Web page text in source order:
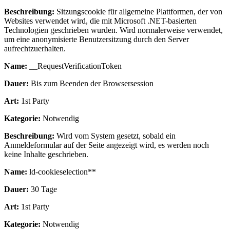
Beschreibung: Sitzungscookie für allgemeine Plattformen, der von
Websites verwendet wird, die mit Microsoft .NET-basierten
Technologien geschrieben wurden. Wird normalerweise verwendet,
um eine anonymisierte Benutzersitzung durch den Server
aufrechtzuerhalten.
Name: __RequestVerificationToken
Dauer: Bis zum Beenden der Browsersession
Art: 1st Party
Kategorie: Notwendig
Beschreibung: Wird vom System gesetzt, sobald ein
Anmeldeformular auf der Seite angezeigt wird, es werden noch
keine Inhalte geschrieben.
Name: ld-cookieselection**
Dauer: 30 Tage
Art: 1st Party
Kategorie: Notwendig